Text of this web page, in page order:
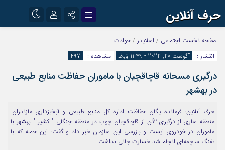
حرف آنلاین
اینستاگرام
آپارات
رمز عبور
مرا به خاطر بسپار
صفحه نخست اجتماعی / اسلایدر / حوادث
انتشار :
آگوست 20, 2022 - 11:49 ق.ظ مشاهده : 497
درگیری مسحانه قاچاقچیان با ماموران حفاظت منابع طبیعی
در بهشهر
حرف آنلاین: فرمانده یگان حفاظت اداره کل منابع طبیعی و آبخیزداری مازندران-
منطقه ساری از درگیری ۲تَن از قاچاقچیان چوب در منطقه جنگلی " کشیر " بهشهر با
ماموران در خودروی ایست و بازرسی این سازمان خبر داد و گفت: این حمله که با
تفنگ ساچمه‌ای انجام شد خسارت جانی نداشت.